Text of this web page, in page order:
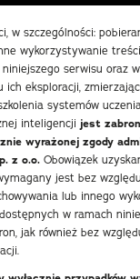
w szczególności:
wykorzystywanie
serwisu oraz
ich eksploracji,
systemów
inteligencji jest
wyrażonej zgody
z o.o. Obowiązek
jest bez
lub innego
w ramach
jak również bez